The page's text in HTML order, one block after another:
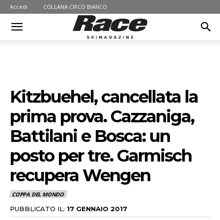
Accedi COLLANA CIRCO BIANCO
Kitzbuehel, cancellata la
prima prova. Cazzaniga,
Battilani e Bosca: un
posto per tre. Garmisch
recupera Wengen
COPPA DEL MONDO
PUBBLICATO IL: 17 GENNAIO 2017